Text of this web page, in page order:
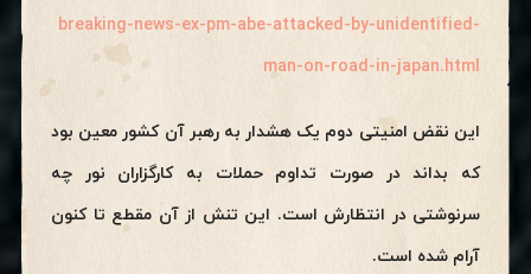
breaking-news-ex-pm-abe-attacked-by-unidentified-
man-on-road-in-japan.html
این نقض امنیتی دوم یک هشدار به رهبر آن کشور معین بود
که بداند در صورت تداوم حملات به کارگزاران نور چه
سرنوشتی در انتظارش است. این تنش از آن مقطع تا کنون
آرام شده است.